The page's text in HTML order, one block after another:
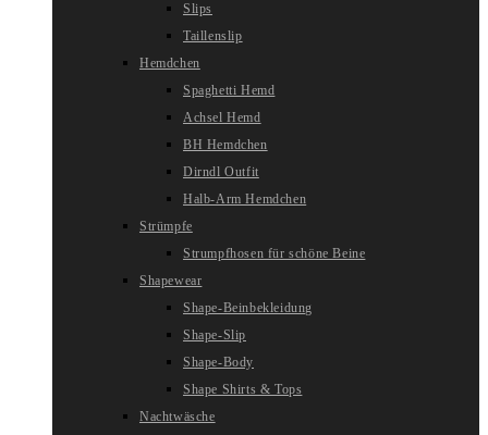
Slips
Taillenslip
Hemdchen
Spaghetti Hemd
Achsel Hemd
BH Hemdchen
Dirndl Outfit
Halb-Arm Hemdchen
Strümpfe
Strumpfhosen für schöne Beine
Shapewear
Shape-Beinbekleidung
Shape-Slip
Shape-Body
Shape Shirts & Tops
Nachtwäsche